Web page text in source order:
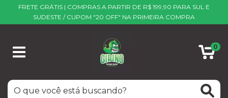
FRETE GRÁTIS | COMPRAS A PARTIR DE R$ 199,90 PARA SUL E
SUDESTE / CUPOM "20 OFF" NA PRIMEIRA COMPRA
0